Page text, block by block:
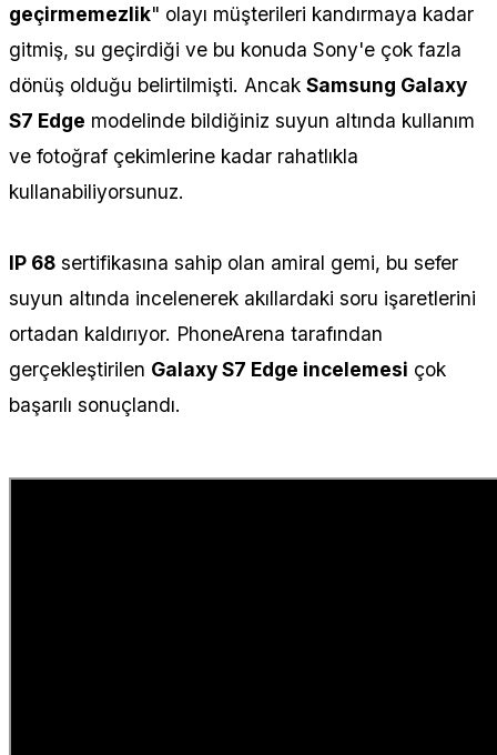
geçirmemezlik" olayı müşterileri kandırmaya kadar
gitmiş, su geçirdiği ve bu konuda Sony'e çok fazla
dönüş olduğu belirtilmişti. Ancak Samsung Galaxy
S7 Edge modelinde bildiğiniz suyun altında kullanım
ve fotoğraf çekimlerine kadar rahatlıkla
kullanabiliyorsunuz.
IP 68 sertifikasına sahip olan amiral gemi, bu sefer
suyun altında incelenerek akıllardaki soru işaretlerini
ortadan kaldırıyor. PhoneArena tarafından
gerçekleştirilen Galaxy S7 Edge incelemesi çok
başarılı sonuçlandı.